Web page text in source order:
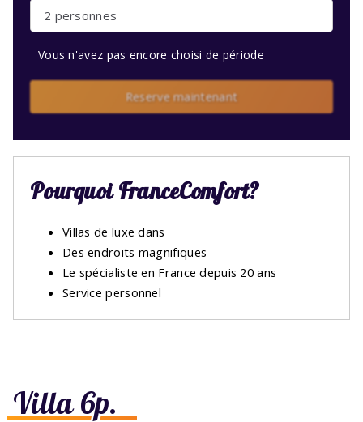
Villa 6p.
2 personnes
Vous n'avez pas encore choisi de période
Reserve maintenant
Pourquoi FranceComfort?
Villas de luxe dans
Des endroits magnifiques
Le spécialiste en France depuis 20 ans
Service personnel